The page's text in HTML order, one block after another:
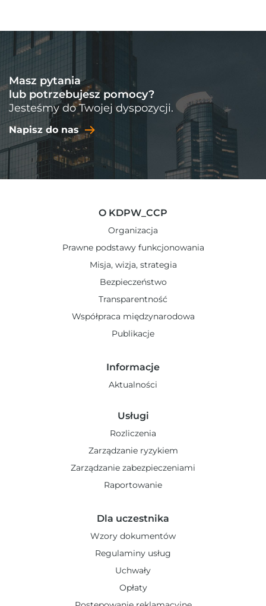
Masz pytania
lub potrzebujesz pomocy?
Jesteśmy do Twojej dyspozycji.
Napisz do nas
O KDPW_CCP
Organizacja
Prawne podstawy funkcjonowania
Misja, wizja, strategia
Bezpieczeństwo
Transparentność
Współpraca międzynarodowa
Publikacje
Informacje
Aktualności
Usługi
Rozliczenia
Zarządzanie ryzykiem
Zarządzanie zabezpieczeniami
Raportowanie
Dla uczestnika
Wzory dokumentów
Regulaminy usług
Uchwały
Opłaty